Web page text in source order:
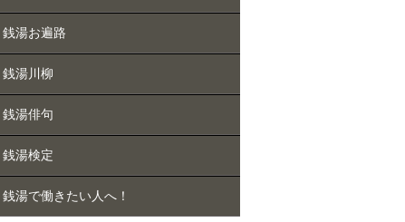
銭湯お遍路
銭湯川柳
銭湯俳句
銭湯検定
銭湯で働きたい人へ！